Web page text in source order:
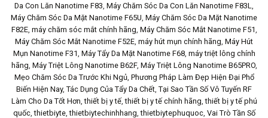
Da Con Lăn Nanotime F83 Máy Chăm Sóc Da Con Lăn Nanotime F83L
Máy Chăm Sóc Da Mặt Nanotime F65U Máy Chăm Sóc Da Mặt Nanotime
F82E, máy chăm sóc mắt chính hãng Máy Chăm Sóc Mắt Nanotime F51
Máy Chăm Sóc Mắt Nanotime F52E máy hút mụn chính hãng Máy Hút
Mụn Nanotime F31 Máy Tẩy Da Mặt Nanotime F68, máy triệt lông chính
hãng Máy Triệt Lông Nanotime B62F, Máy Triệt Lông Nanotime B65PRO,
Mẹo Chăm Sóc Da Trước Khi Ngủ, Phương Pháp Làm Đẹp Hiện Đại Phổ
Biến Hiện Nay, Tác Dụng Của Tẩy Da Chết Tại Sao Tần Số Vô Tuyến RF
Làm Cho Da Tốt Hơn ,thiết bị y tế,thiết bị y tế chính hãng ,thiết bị y tế phú
quốc,thietbiyte,thietbiytechinhhang ,thietbiytephuquoc, Vai Trò Tần Số